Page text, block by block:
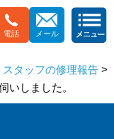
電話 メール
スタッフの修理報告 >
いしました。